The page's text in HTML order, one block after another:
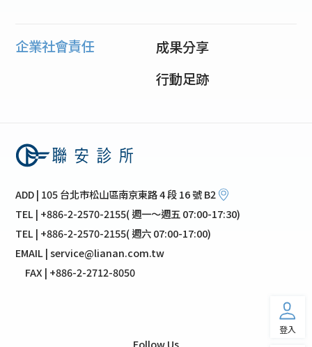
企業社會責任
成果分享
行動足跡
ADD | 105 台北市松山區南京東路 4 段 16 號 B2
TEL | +886-2-2570-2155( 週一～週五 07:00-17:30)
TEL | +886-2-2570-2155( 週六 07:00-17:00)
EMAIL | service@lianan.com.tw
FAX | +886-2-2712-8050
Follow Us
登入